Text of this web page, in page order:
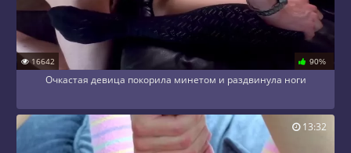
16642 90%
Очкастая девица покорила минетом и раздвинула ноги
13:32